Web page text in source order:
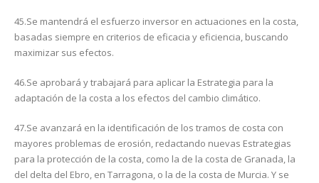
45.Se mantendrá el esfuerzo inversor en actuaciones en la costa,
basadas siempre en criterios de eficacia y eficiencia, buscando
maximizar sus efectos.
46.Se aprobará y trabajará para aplicar la Estrategia para la
adaptación de la costa a los efectos del cambio climático.
47.Se avanzará en la identificación de los tramos de costa con
mayores problemas de erosión, redactando nuevas Estrategias
para la protección de la costa, como la de la costa de Granada, la
del delta del Ebro, en Tarragona, o la de la costa de Murcia. Y se